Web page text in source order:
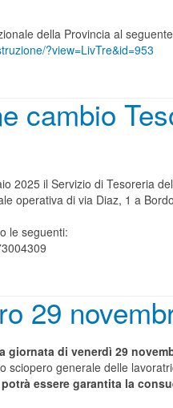
della Provincia al
?view=LivTre&id=953
cambio
2025 il Servizio di Tesoreria
operativa di via Diaz, 1 a
le seguenti:
29
giornata di venerdì 29
sciopero generale delle
essere garantita la